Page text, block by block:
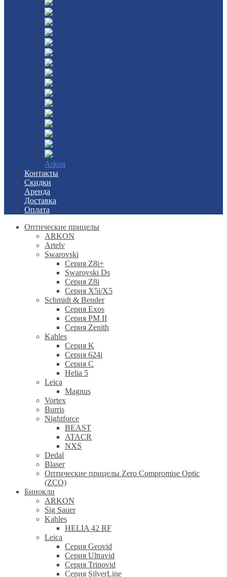
Arkon
Контакты
Скидки
Аренда
Доставка
Оплата
Оптические прицелы
ARKON
Artelv
Swarovski
Серия Z8i+
Swarovski Ds
Серия Z8i
Серия X5i/X5
Schmidt & Bender
Серия Exos
Серия PM II
Cерия Zenith
Kahles
Серия K
Серия 624i
Серия С
Helia 5
Leica
Magnus
Vortex
Burris
Nightforce
BEAST
ATACR
NXS
Dedal
Blaser
Оптические прицелы Zero Compromise Optic
(ZCO)
Бинокли
ARKON
Sig Sauer
Kahles
HELIA 42 RF
Leica
Серия Geovid
Серия Ultravid
Серия Trinovid
Серия SilverLine